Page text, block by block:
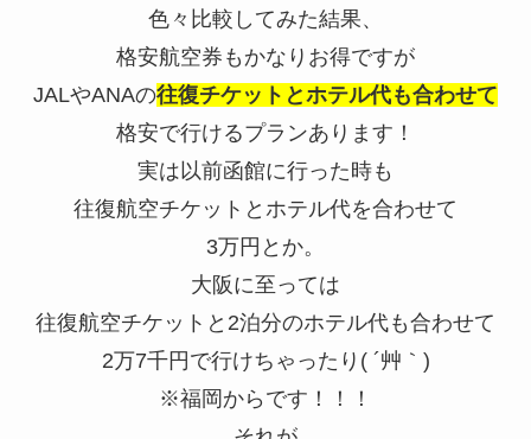
色々比較してみた結果、
格安航空券もかなりお得ですが
JALやANAの往復チケットとホテル代も合わせて
格安で行けるプランあります！
実は以前函館に行った時も
往復航空チケットとホテル代を合わせて
3万円とか。
大阪に至っては
往復航空チケットと2泊分のホテル代も合わせて
2万7千円で行けちゃったり( ´艸｀)
※福岡からです！！！